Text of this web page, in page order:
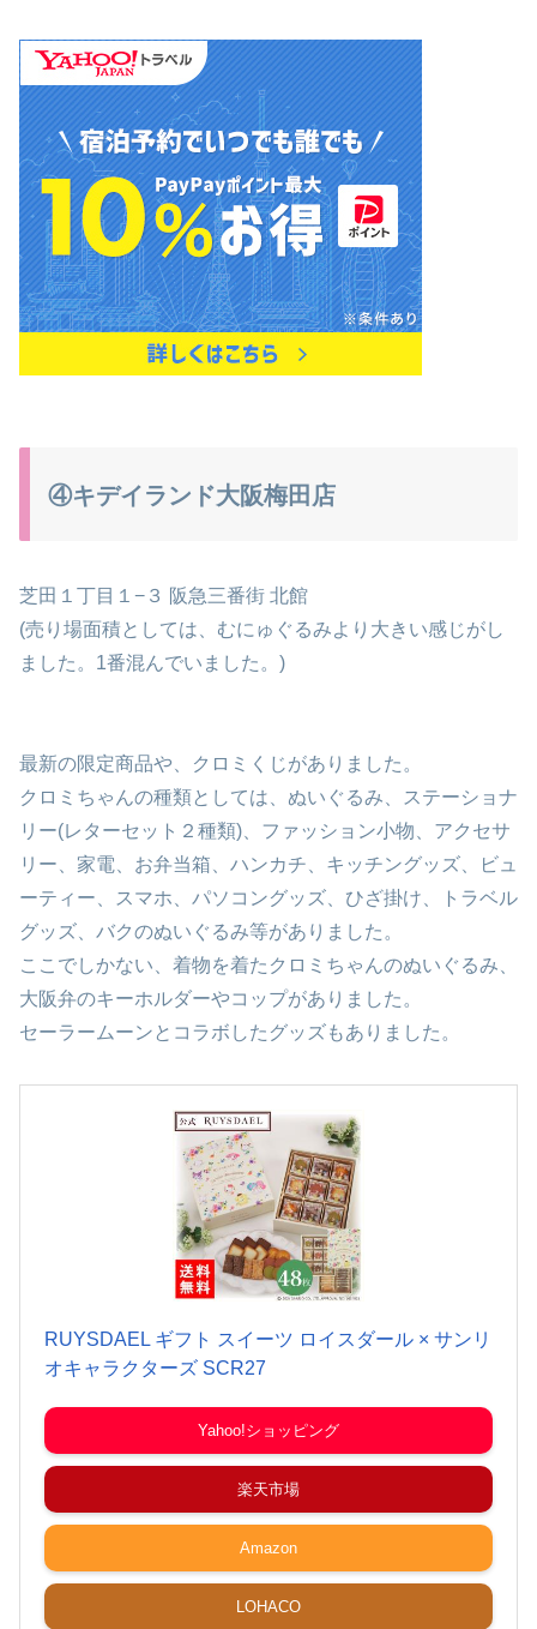
④キデイランド大阪梅田店
芝田１丁目１−３ 阪急三番街 北館
(売り場面積としては、むにゅぐるみより大きい感じがし
ました。1番混んでいました。)
最新の限定商品や、クロミくじがありました。
クロミちゃんの種類としては、ぬいぐるみ、ステーショナ
リー(レターセット２種類)、ファッション小物、アクセサ
リー、家電、お弁当箱、ハンカチ、キッチングッズ、ビュ
ーティー、スマホ、パソコングッズ、ひざ掛け、トラベル
グッズ、バクのぬいぐるみ等がありました。
ここでしかない、着物を着たクロミちゃんのぬいぐるみ、
大阪弁のキーホルダーやコップがありました。
セーラームーンとコラボしたグッズもありました。
RUYSDAEL ギフト スイーツ ロイスダール × サンリ
オキャラクターズ SCR27
Yahoo!ショッピング
楽天市場
Amazon
LOHACO